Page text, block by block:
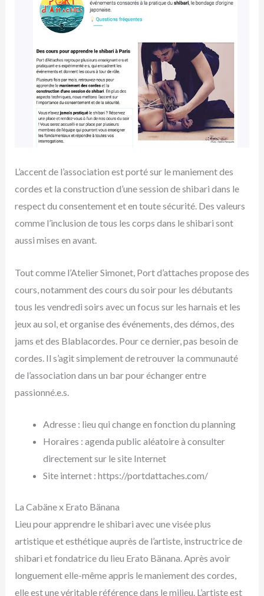
L’accent de l’association est porté sur le maniement des
cordes et la construction d’une session de shibari dans le
respect du consentement et en toute sécurité. Des valeurs
comme l’inclusion de tous les corps dans le shibari sont
aussi mises en avant.
Tout comme l’Atelier Simonet, Port d’attaches propose des
cours, notamment des cours du soir pour les débutants
tous les vendredi soirs avec un focus sur les harnais et les
jeux au sol, et organise des événements, des démos, des
jams et des Blablacordes. Pour ce dernier, pas besoin de
cordes. Il s’agit simplement de retrouver la communauté
de l’association dans un bar pour échanger entre
passionné.e.s.
Adresse : lieu qui change en fonction du planning
Horaires : agenda public aléatoire à consulter
directement sur le site Internet
Site internet : https://portdattaches.com/
La Cabäne x Erato Bänana
Lieu pour apprendre le shibari avec une visée plus
artistique et esthétique auprès de l’artiste, instructrice de
shibari et fondatrice du lieu Erato Bänana. Après avoir
longuement elle-même appris le maniement des cordes,
elle est une véritable référence dans le milieu. L’artiste est